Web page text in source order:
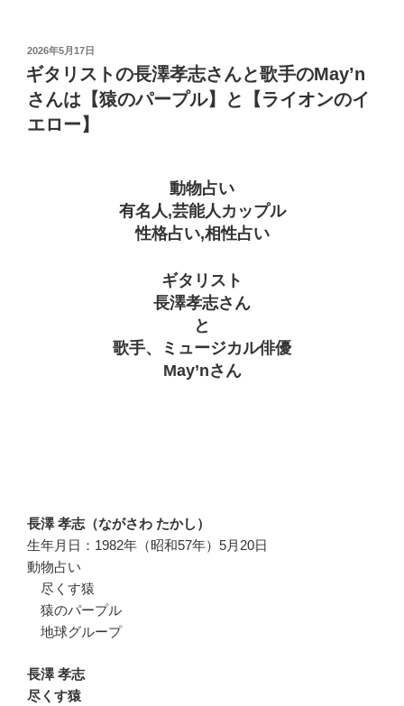
投
稿
日:
2026年5月17日
ギタリストの長澤孝志さんと歌手のMay’n
さんは【猿のパープル】と【ライオンのイ
エロー】
動物占い
有名人,芸能人カップル
性格占い,相性占い
ギタリスト
長澤孝志さん
と
歌手、ミュージカル俳優
May’nさん
長澤 孝志（ながさわ たかし）
生年月日：1982年（昭和57年）5月20日
動物占い
尽くす猿
猿のパープル
地球グループ
長澤 孝志
尽くす猿